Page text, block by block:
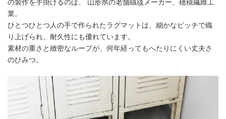
の製作を手掛けるのは、 山形県の老舗絨毯メーカー、穂積繊維工
業。
ひとつひとつ人の手で作られたラグマットは、細かなピッチで織
り上げられ、耐久性にも優れています。
素材の重さと緻密なループが、何年経ってもへたりにくい丈夫さ
のひみつ。